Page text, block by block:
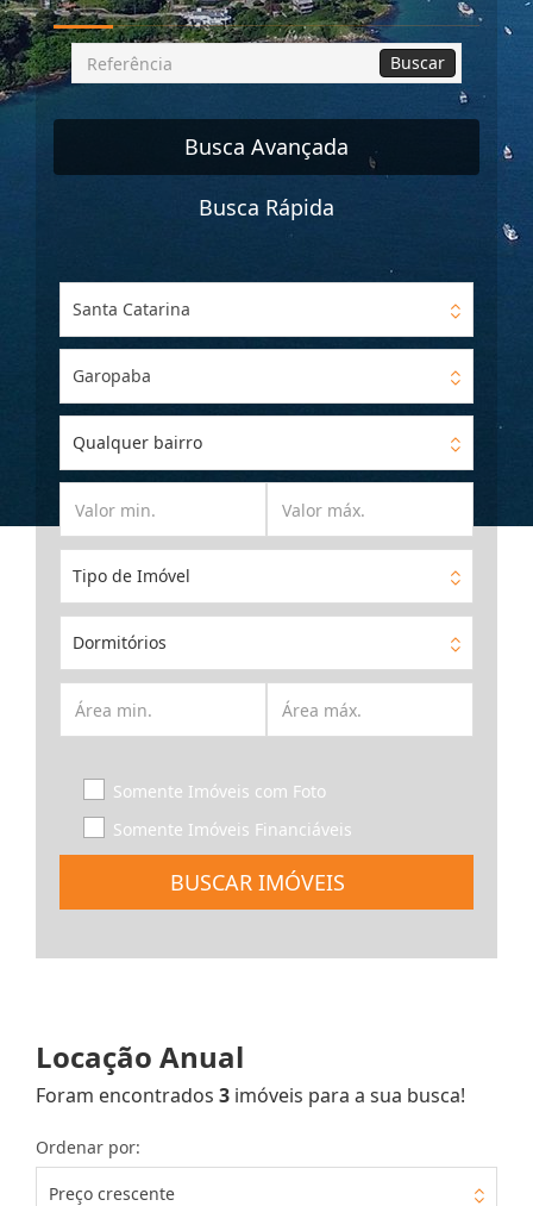
Busca
por
Buscar
Busca Avançada
Busca Rápida
Santa Catarina
Garopaba
Qualquer bairro
Tipo de Imóvel
Dormitórios
Somente Imóveis com Foto
Somente Imóveis Financiáveis
BUSCAR IMÓVEIS
Locação Anual
Foram encontrados 3 imóveis para a sua busca!
Ordenar por:
Preço crescente